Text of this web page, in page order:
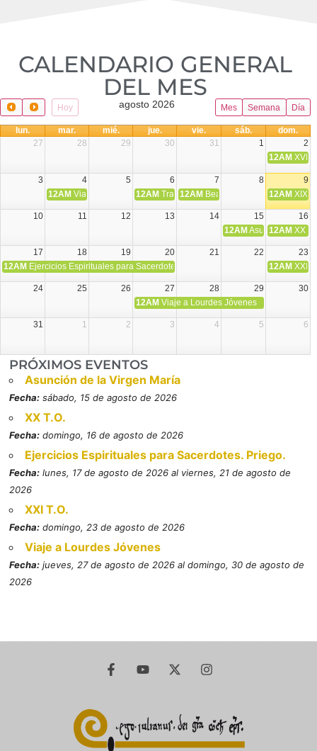
CALENDARIO GENERAL
DEL MES​
Hoy Mes Semana Día
agosto 2026
lun. mar. mié. jue. vie. sáb.
dom.
27
28 29 30 31 1
2
12AM XVIII
3 4 5 6 7 8
9
12AM Viaje Diocesano a Japón.
12AM Transfiguración del Señor
12AM Beatos Cruz Laplana,
12AM XIX
10 11 12 13 14 15
16
12AM Asunción de la
12AM XX
17 18 19 20 21 22
23
12AM Ejercicios Espirituales para Sacerdotes. Priego. 12AM XXI
24 25 26 27 28 29
30
12AM Viaje a Lourdes Jóvenes
31 1 2 3 4 5 6
PRÓXIMOS EVENTOS
Asunción de la Virgen María
Fecha: sábado, 15 de agosto de 2026
XX T.O.
Fecha: domingo, 16 de agosto de 2026
Ejercicios Espirituales para Sacerdotes. Priego.
Fecha: lunes, 17 de agosto de 2026 al viernes, 21 de agosto de
2026
XXI T.O.
Fecha: domingo, 23 de agosto de 2026
Viaje a Lourdes Jóvenes
Fecha: jueves, 27 de agosto de 2026 al domingo, 30 de agosto de
2026